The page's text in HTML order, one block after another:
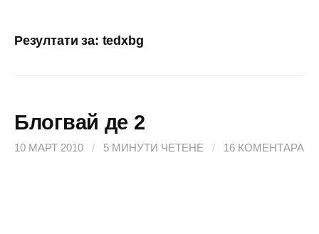
Резултати за: tedxbg
Блогвай де 2
10 МАРТ 2010 / 5 МИНУТИ ЧЕТЕНЕ / 16 КОМЕНТАРА